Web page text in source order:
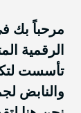
الرقمية
تأسست
والنابض